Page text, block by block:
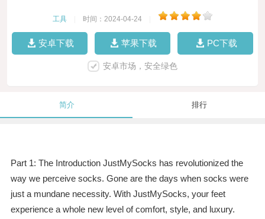
工具 时间：2024-04-24
安卓下载 苹果下载 PC下载
安卓市场，安全绿色
简介 排行
Part 1: The Introduction JustMySocks has revolutionized the
way we perceive socks. Gone are the days when socks were
just a mundane necessity. With JustMySocks, your feet
experience a whole new level of comfort, style, and luxury.